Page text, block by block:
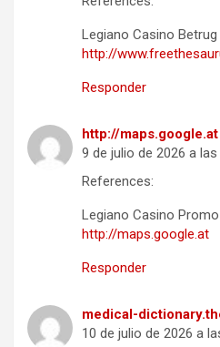
Legiano Casino Betrug
http://
Responder
http://maps.google.at
9 de julio de 2026 a las
References:
Legiano Casino
http://maps.google.at
Responder
medical-
10 de julio de 2026 a